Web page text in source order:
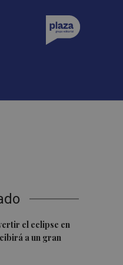
el eclipse en
a un gran